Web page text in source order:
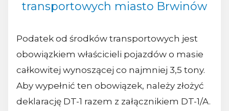
transportowych miasto Brwinów
Podatek od środków transportowych jest
obowiązkiem właścicieli pojazdów o masie
całkowitej wynoszącej co najmniej 3,5 tony.
Aby wypełnić ten obowiązek, należy złożyć
deklarację DT-1 razem z załącznikiem DT-1/A.